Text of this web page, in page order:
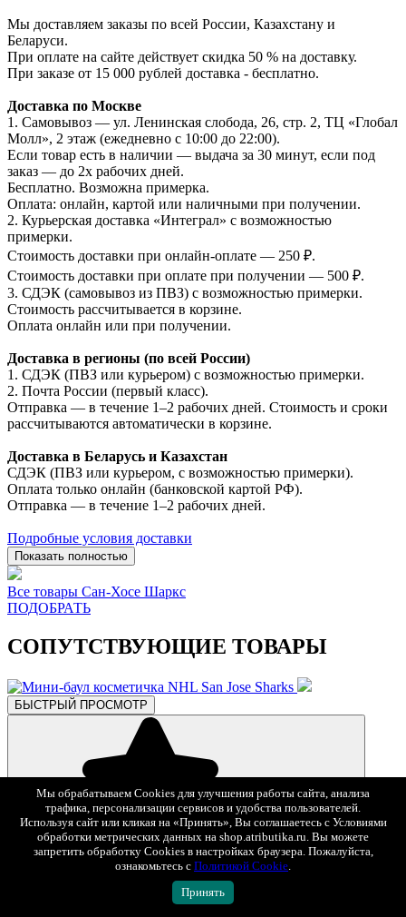
Мы доставляем заказы по всей России, Казахстану и
Беларуси.
При оплате на сайте действует скидка 50 % на доставку.
При заказе от 15 000 рублей доставка - бесплатно.
Доставка по Москве
1. Самовывоз — ул. Ленинская слобода, 26, стр. 2, ТЦ «Глобал
Молл», 2 этаж (ежедневно с 10:00 до 22:00).
Если товар есть в наличии — выдача за 30 минут, если под
заказ — до 2х рабочих дней.
Бесплатно. Возможна примерка.
Оплата: онлайн, картой или наличными при получении.
2. Курьерская доставка «Интеграл» с возможностью
примерки.
Стоимость доставки при онлайн-оплате — 250 ₽.
Стоимость доставки при оплате при получении — 500 ₽.
3. СДЭК (самовывоз из ПВЗ) с возможностью примерки.
Стоимость рассчитывается в корзине.
Оплата онлайн или при получении.
Доставка в регионы (по всей России)
1. СДЭК (ПВЗ или курьером) с возможностью примерки.
2. Почта России (первый класс).
Отправка — в течение 1–2 рабочих дней. Стоимость и сроки
рассчитываются автоматически в корзине.
Доставка в Беларусь и Казахстан
СДЭК (ПВЗ или курьером, с возможностью примерки).
Оплата только онлайн (банковской картой РФ).
Отправка — в течение 1–2 рабочих дней.
Подробные условия доставки
Показать полностью
Все товары Сан-Хосе Шаркс
ПОДОБРАТЬ
СОПУТСТВУЮЩИЕ ТОВАРЫ
БЫСТРЫЙ ПРОСМОТР
В избранное
-50%
Мини-баул косметичка NHL San Jose Sharks
Мы обрабатываем Cookies для улучшения работы сайта, анализа
трафика, персонализации сервисов и удобства пользователей.
Используя сайт или кликая на «Принять», Вы соглашаетесь с Условиями
обработки метрических данных на shop.atributika.ru. Вы можете
запретить обработку Cookies в настройках браузера. Пожалуйста,
ознакомьтесь с Политикой Cookie.
Принять